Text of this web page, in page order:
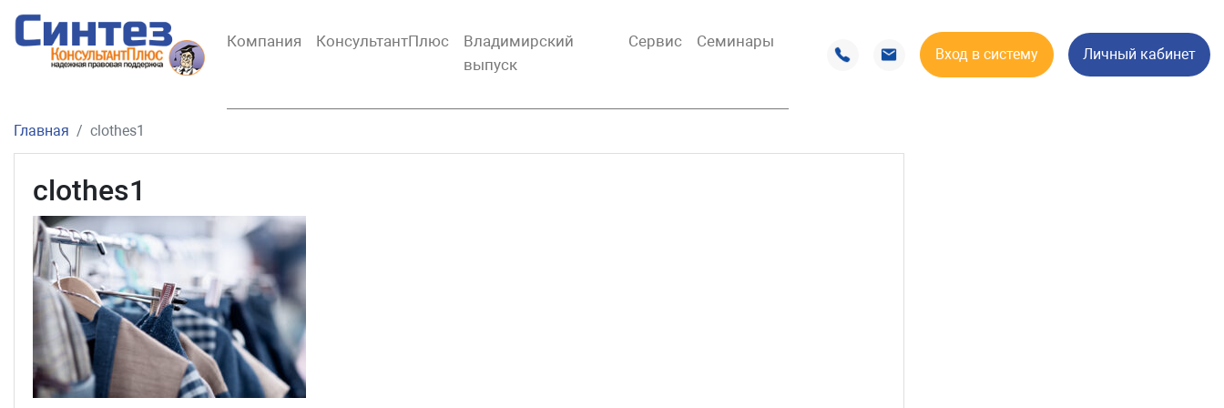
Компания КонсультантПлюс
Владимирский
выпуск
Сервис Семинары
Вход в систему Личный кабинет
Главная clothes1
clothes1